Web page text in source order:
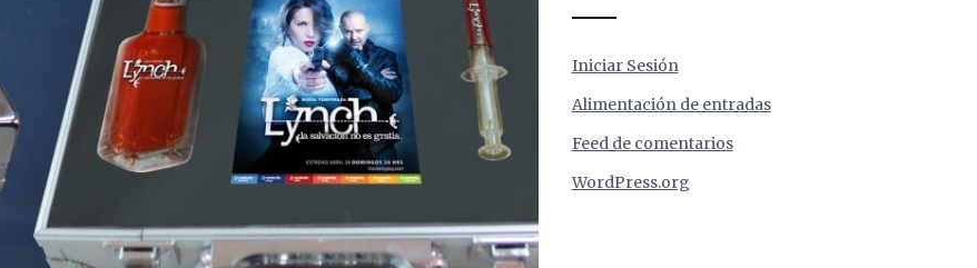
Iniciar Sesión
Alimentación de entradas
Feed de comentarios
WordPress.org